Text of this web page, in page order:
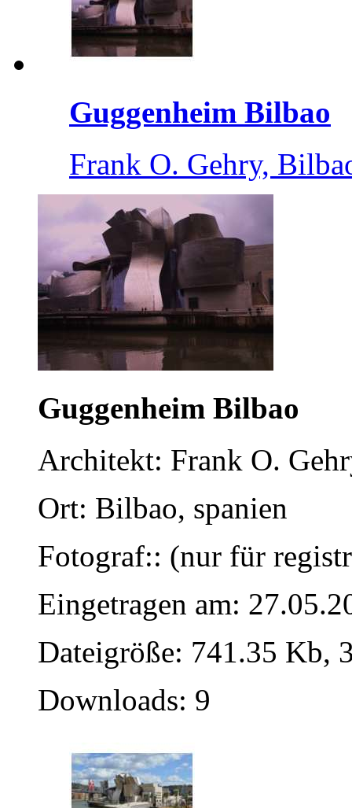
Guggenheim Bilbao
Frank O. Gehry,
Guggenheim Bilbao
Architekt: Frank O.
Ort: Bilbao, spanien
Fotograf:: (nur für
Eingetragen am:
Dateigröße: 741.35 Kb,
Downloads: 9